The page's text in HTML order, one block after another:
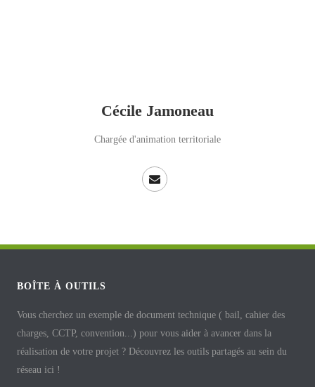
Cécile Jamoneau
Chargée d'animation territoriale
BOÎTE À OUTILS
Vous cherchez un exemple de document technique ( bail, cahier des
charges, CCTP, convention...) pour vous aider à avancer dans la
réalisation de votre projet ? Découvrez les outils partagés au sein du
réseau ici !